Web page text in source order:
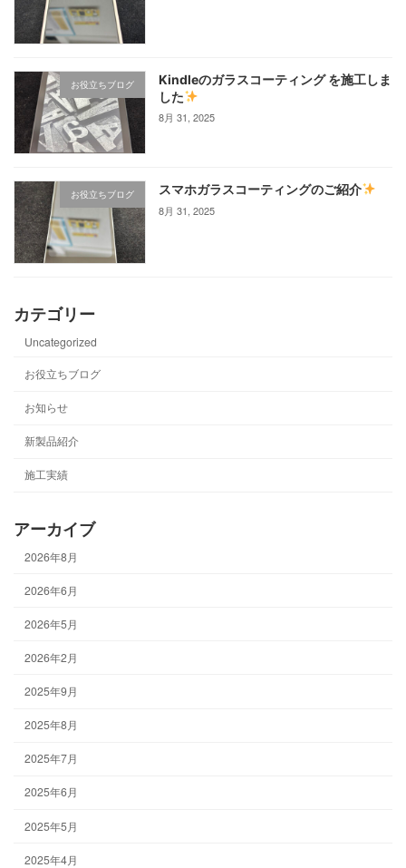
お役立ちブログ
Kindleのガラスコーティング を施工しま
した
8月 31, 2025
お役立ちブログ スマホガラスコーティングのご紹介
8月 31, 2025
カテゴリー
Uncategorized
お役立ちブログ
お知らせ
新製品紹介
施工実績
アーカイブ
2026年8月
2026年6月
2026年5月
2026年2月
2025年9月
2025年8月
2025年7月
2025年6月
2025年5月
2025年4月